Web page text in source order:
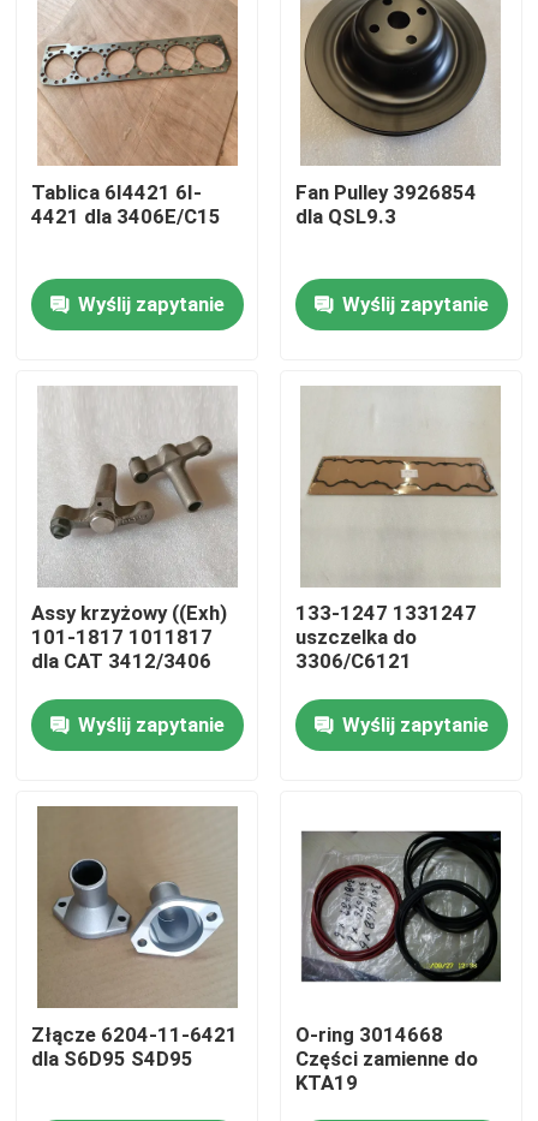
Produkty
Filmy
O nas
Wycieczka po fabryce
Kontrola jakości
Skontaktuj się z nami
Aktualności
pobierz
Tablica 6I4421 6I-
4421 dla 3406E/C15
Wyślij zapytanie
Fan Pulley 3926854
dla QSL9.3
Wyślij zapytanie
Assy krzyżowy ((Exh)
101-1817 1011817
dla CAT 3412/3406
Wyślij zapytanie
133-1247 1331247
uszczelka do
3306/C6121
Wyślij zapytanie
Złącze 6204-11-6421
dla S6D95 S4D95
O-ring 3014668
Części zamienne do
KTA19